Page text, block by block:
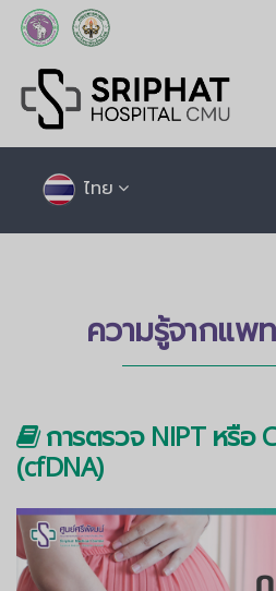
ไทย
ความรู้จากแ
การตรวจ NIPT หรือ
(cfDNA)